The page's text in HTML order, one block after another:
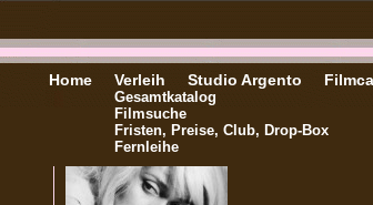
Home Verleih
Gesamtkatalog
Filmsuche
Fristen, Preise, Club, Drop-Box
Fernleihe
Studio Argento